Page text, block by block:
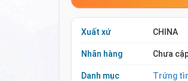
Xuất xứ CHINA
Nhãn hàng Chưa
Danh mục Trứng